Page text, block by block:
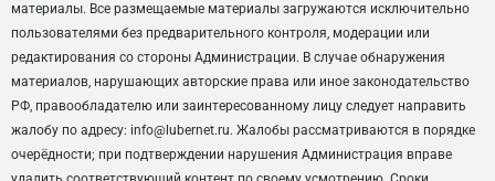
материалы. Все размещаемые материалы загружаются исключительно
пользователями без предварительного контроля, модерации или
редактирования со стороны Администрации. В случае обнаружения
материалов, нарушающих авторские права или иное законодательство
РФ, правообладателю или заинтересованному лицу следует направить
жалобу по адресу: info@lubernet.ru. Жалобы рассматриваются в порядке
очерёдности; при подтверждении нарушения Администрация вправе